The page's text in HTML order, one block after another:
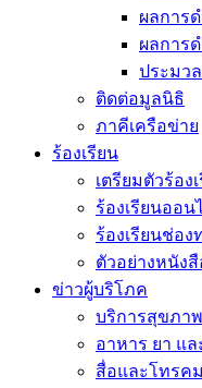
ผลการ
ผลการ
ประมว
ติดต่อมูลนิธิ
ภาคีเครือข่าย
ร้องเรียน
เตรียมตัวร้อง
ร้องเรียนออน
ร้องเรียนช่อง
ตัวอย่างหนัง
ข่าวผู้บริโภค
บริการสุขภาพ
อาหาร ยา แ
สื่อและโทรค